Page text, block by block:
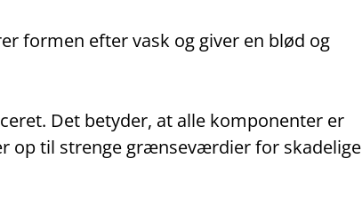
formen efter vask og giver en blød og
Det betyder, at alle komponenter er
op til strenge grænseværdier for skadelige